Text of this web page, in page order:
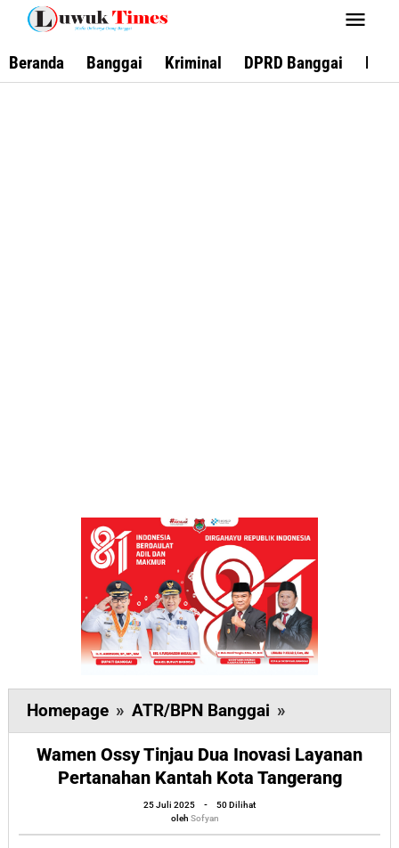
Lewati
konten
Beranda Banggai Kriminal DPRD Banggai
Homepage » ATR/BPN Banggai »
Ossy
Tinjau
Dua
Layanan
Wamen Ossy Tinjau Dua Inovasi Layanan
Pertanahan Kantah Kota Tangerang
25 Juli 2025
oleh
Sofyan
-
50 Dilihat
oleh Sofyan